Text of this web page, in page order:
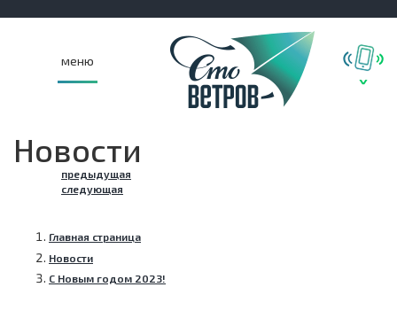
меню
Новости
предыдущая
следующая
Главная страница
Новости
С Новым годом 2023!